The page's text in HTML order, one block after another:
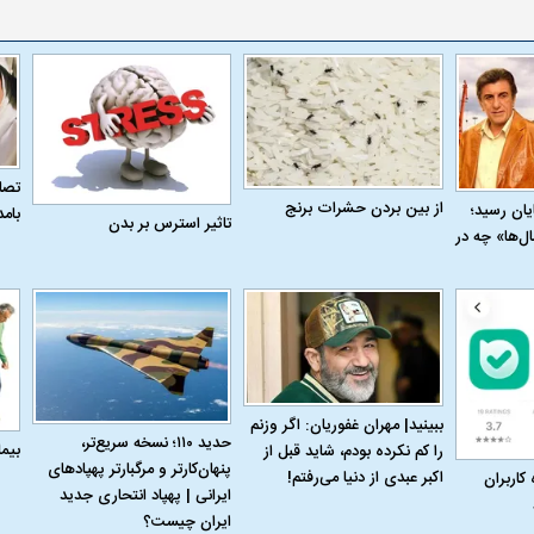
پایان رسید؛
چه در
از بین بردن حشرات برنج
تاثیر استرس بر بدن
ببینید| مهران غفوریان: اگر وزنم
را کم نکرده بودم، شاید قبل از
اکبر عبدی از دنیا می‌رفتم!
حدید ۱۱۰؛ نسخه سریع‌تر،
پنهان‌کارتر و مرگبارتر پهپادهای
ایرانی | پهپاد انتحاری جدید
ایران چیست؟
از داخل
ببینید| ونس: ایرانیان به ما گفته‌اند که
هیچ برنامه‌ای برای بستن تنگه هرمز
ببینید| زن
حمام به جلسه